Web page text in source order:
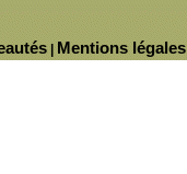
Mentions légales